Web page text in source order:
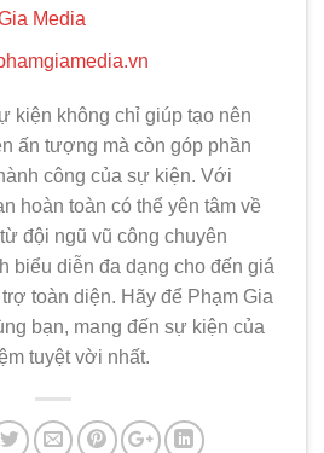
Media
kiện không chỉ giúp tạo nên
ấn tượng mà còn góp phần
công của sự kiện. Với
hoàn toàn có thể yên tâm về
đội ngũ vũ công chuyên
biểu diễn đa dạng cho đến giá
toàn diện. Hãy để Phạm Gia
bạn, mang đến sự kiện của
tuyệt vời nhất.